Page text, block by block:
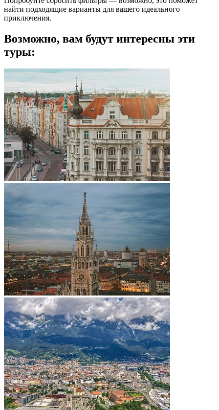
найти подходящие варианты для вашего идеального
приключения.
Возможно, вам будут интересны эти
туры: